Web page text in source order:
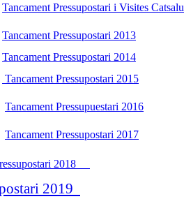
Tancament Pressupostari i Visites
Tancament Pressupostari 2013
Tancament Pressupostari 2014
Tancament Pressupostari 2015
Tancament Pressupuestari 2016
Tancament Pressupostari 2017
2018
2019